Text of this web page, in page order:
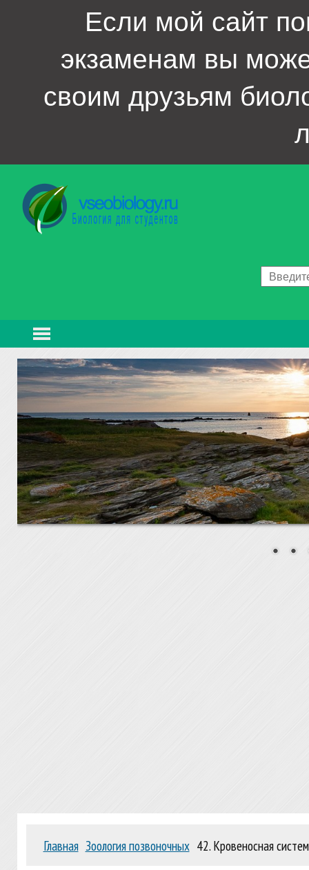
Если мой сайт
экзаменам вы
своим друзьям
Главная Зоология позвоночных 42. Кровеносная